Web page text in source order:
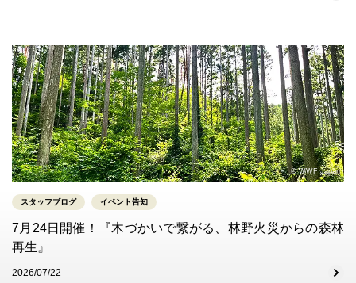
© WWF Japan
スタッフブログ イベント告知
7月24日開催！『木づかいで繋がる、林野火災からの森林
再生』
2026/07/22